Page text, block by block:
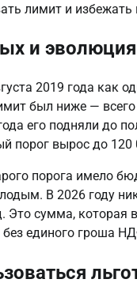
лимит и избежать
и
2019 года как
был ниже —
его подняли до
порог вырос до 120
порога имело
В 2026 году
Это сумма,
без единого гроша